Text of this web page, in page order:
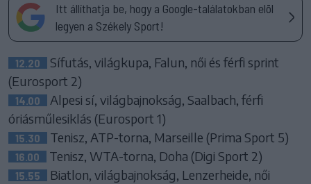
Itt állíthatja be, hogy a Google-találatokban elöl
legyen a Székely Sport!
12.20
Sífutás, világkupa, Falun, női és férfi sprint
(Eurosport 2)
14.00
Alpesi sí, világbajnokság, Saalbach, férfi
óriásműlesiklás (Eurosport 1)
15.30 Tenisz, ATP-torna, Marseille (Prima Sport 5)
16.00 Tenisz, WTA-torna, Doha (Digi Sport 2)
15.55
Biatlon, világbajnokság, Lenzerheide, női